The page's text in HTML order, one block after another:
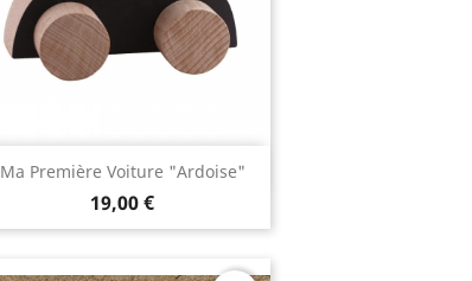
Ma Première Voiture "ardoise"
19,00 €
Aperçu rapide